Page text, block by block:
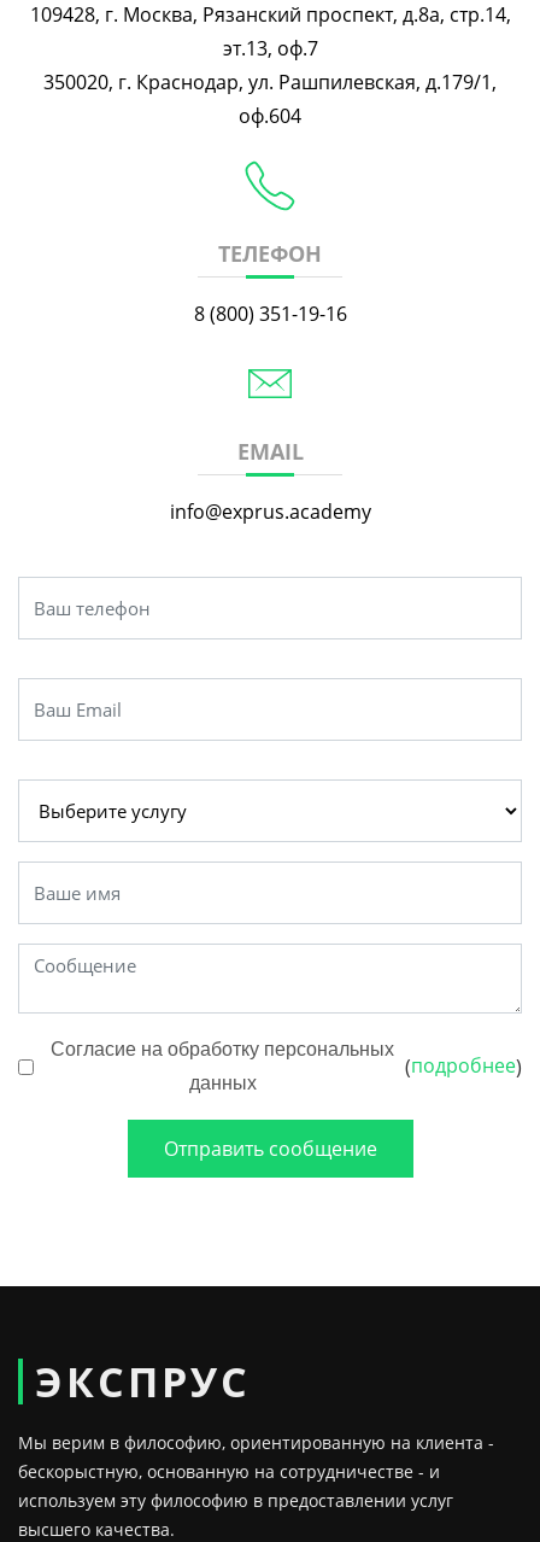
109428, г. Москва, Рязанский проспект, д.8а, стр.14,
эт.13, оф.7
350020, г. Краснодар, ул. Рашпилевская, д.179/1,
оф.604
ТЕЛЕФОН
8 (800) 351-19-16
EMAIL
info@exprus.academy
Согласие на обработку персональных
данных
(подробнее)
Отправить сообщение
ЭКСПРУС
Мы верим в философию, ориентированную на клиента -
бескорыстную, основанную на сотрудничестве - и
используем эту философию в предоставлении услуг
высшего качества.